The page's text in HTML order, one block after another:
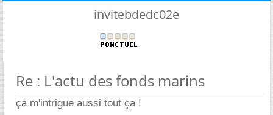
invitebdedc02e
Re : L'actu des fonds marins
ça m'intrigue aussi tout ça !